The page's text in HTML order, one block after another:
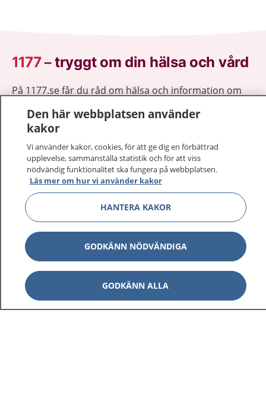
1177–tryggt om din hälsa och vård
På 1177.se får du råd om hälsa och information om
Logga in för att läsa din journal och göra dina
vårdärenden. Ring telefonnummer 1177 för
sjukvårdsrådgivning dygnet runt.
1177 ger dig råd när du vill må bättre.
1177 på flera språk Visa
Om 1177 Visa
Visa
Den här webbplatsen använder
kakor
Vi använder kakor, cookies, för att ge dig en förbättrad
upplevelse, sammanställa statistik och för att viss
nödvändig funktionalitet ska fungera på webbplatsen.
Läs mer om hur vi använder kakor
HANTERA KAKOR
GODKÄNN NÖDVÄNDIGA
GODKÄNN ALLA